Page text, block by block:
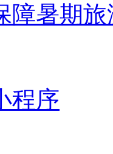
障暑期
程序